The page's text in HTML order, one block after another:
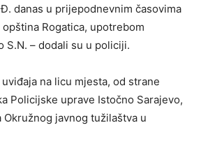
danas u prijepodnevnim časovima
Rogatica, upotrebom
S.N. – dodali su u policiji.
na licu mjesta, od strane
Policijske uprave Istočno Sarajevo,
javnog tužilaštva u